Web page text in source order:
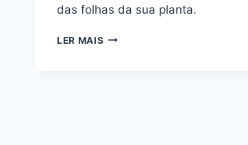
das folhas da sua planta.
LER MAIS FOLHAS